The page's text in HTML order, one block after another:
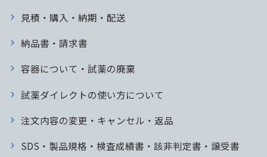
見積・購入・納期・配送
納品書・請求書
容器について・試薬の廃棄
試薬ダイレクトの使い方について
注文内容の変更・キャンセル・返品
SDS・製品規格・検査成績書・該非判定書・譲受書